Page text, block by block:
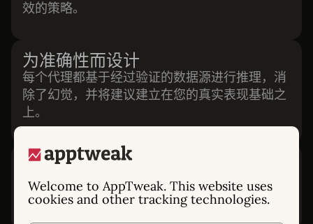
Welcome to AppTweak. This website uses
cookies and other tracking technologies.
效的策略。
为准确性而设计
每个代理都基于经过验证的数据源进行推理，消
除了幻觉，并将建议建立在您的真实表现基础之
上。
透明的推理过程
查看分析了哪些数据、使用了哪些指标以及如何
得出结论，以便您可以验证并信任每一个答案。